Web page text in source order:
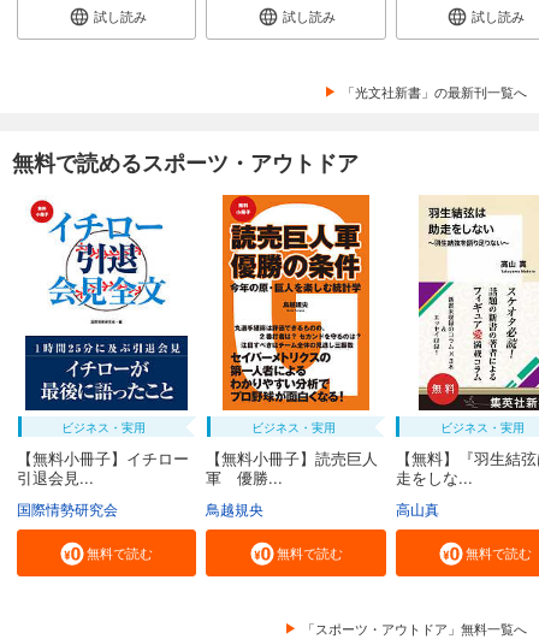
試し読み 試し読み 試し読み
「光文社新書」の最新刊一覧へ
無料で読めるスポーツ・アウトドア
ビジネス・実用
【無料小冊子】イチロー
引退会見...
国際情勢研究会
無料で読む
ビジネス・実用
【無料小冊子】読売巨人
軍 優勝...
鳥越規央
無料で読む
ビジネス・実用
【無料】『羽生結
走をしな...
高山真
無料で読む
「スポーツ・アウトドア」無料一覧へ